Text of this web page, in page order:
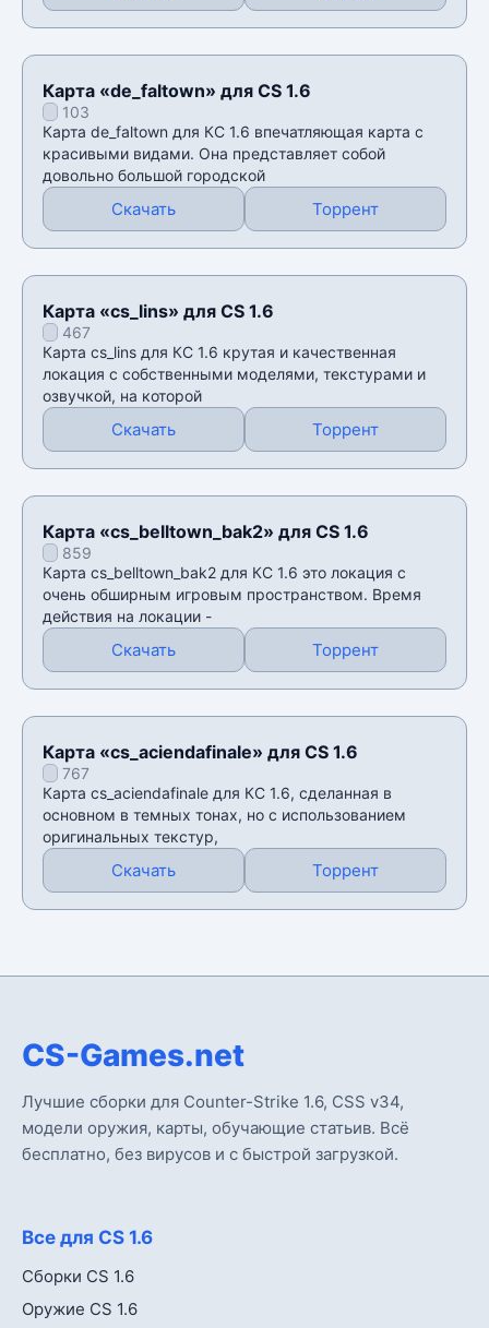
Карта «de_faltown» для CS 1.6
103
Карта de_faltown для КС 1.6 впечатляющая карта с
красивыми видами. Она представляет собой
довольно большой городской
Скачать Торрент
Карта «cs_lins» для CS 1.6
467
Карта cs_lins для КС 1.6 крутая и качественная
локация с собственными моделями, текстурами и
озвучкой, на которой
Скачать Торрент
Карта «cs_belltown_bak2» для CS 1.6
859
Карта cs_belltown_bak2 для КС 1.6 это локация с
очень обширным игровым пространством. Время
действия на локации -
Скачать Торрент
Карта «cs_aciendafinale» для CS 1.6
767
Карта cs_aciendafinale для КС 1.6, сделанная в
основном в темных тонах, но с использованием
оригинальных текстур,
Скачать Торрент
CS-Games.net
Лучшие сборки для Counter-Strike 1.6, CSS v34,
модели оружия, карты, обучающие статьив. Всё
бесплатно, без вирусов и с быстрой загрузкой.
Все для CS 1.6
Сборки CS 1.6
Оружие CS 1.6